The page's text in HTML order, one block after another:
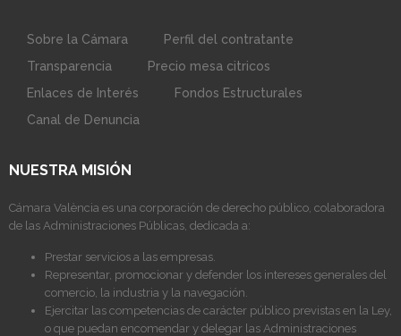
Sobre la Cámara
Perfil del contratante
Transparencia
Precio mesa citricos
Enlaces de Interés
Fondos Estructurales
Canal de Denuncia
NUESTRA MISIÓN
Cámara València es una corporación de derecho público, colaboradora
de las Administraciones Públicas, dedicada a:
Prestar servicios a las empresas.
Representar, promocionar y defender los intereses generales del
comercio, la industria y la navegación.
Ejercitar las competencias de carácter público previstas en la Ley,
o que puedan encomendar y delegar las Administraciones